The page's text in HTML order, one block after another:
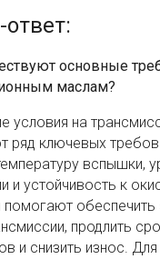
основные
маслам?
условия на
ряд ключевых
вспышки,
и устойчивость к
помогают
продлить
и снизить износ.